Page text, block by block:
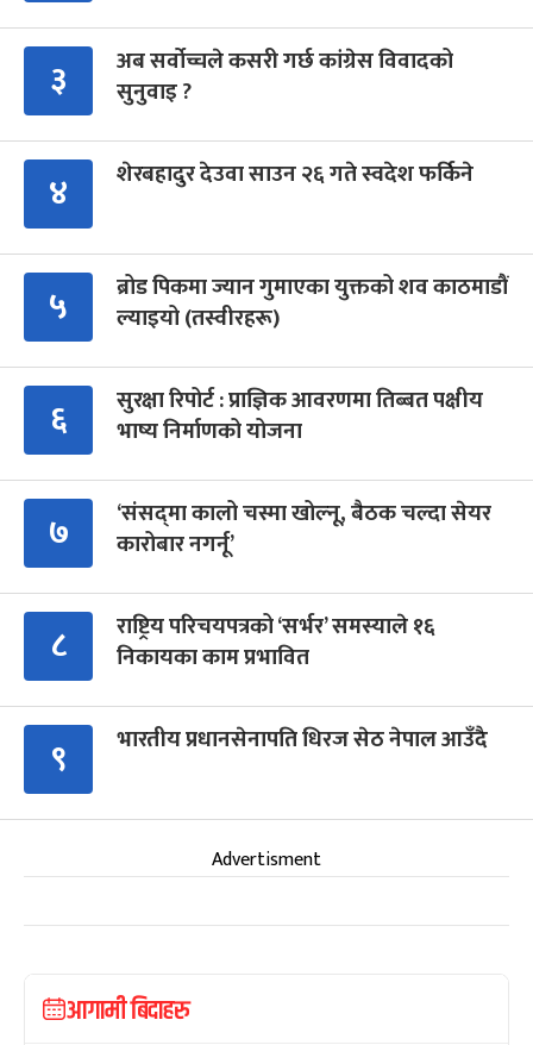
३
अब सर्वोच्चले कसरी गर्छ कांग्रेस विवादको
सुनुवाइ ?
४ शेरबहादुर देउवा साउन २६ गते स्वदेश फर्किने
५
ब्रोड पिकमा ज्यान गुमाएका युक्तको शव काठमाडौं
ल्याइयो (तस्वीरहरू)
६
सुरक्षा रिपोर्ट : प्राज्ञिक आवरणमा तिब्बत पक्षीय
भाष्य निर्माणको योजना
७
‘संसद्‍मा कालो चस्मा खोल्नू, बैठक चल्दा सेयर
कारोबार नगर्नू’
८
राष्ट्रिय परिचयपत्रको ‘सर्भर’ समस्याले १६
निकायका काम प्रभावित
९ भारतीय प्रधानसेनापति धिरज सेठ नेपाल आउँदै
Advertisment
आगामी बिदाहरु